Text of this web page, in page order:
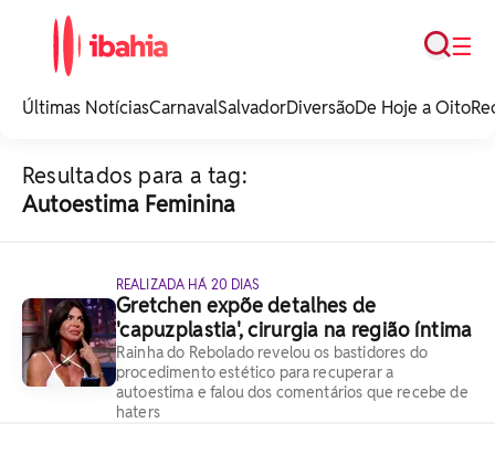
noticias e
☰
Busca
Últimas NotíciasCarnavalSalvadorDiversãoDe Hoje a Oito
Resultados para a tag:
Autoestima Feminina
REALIZADA HÁ 20 DIAS
Gretchen expõe detalhes de
'capuzplastia', cirurgia na região íntima
Rainha do Rebolado revelou os bastidores do
procedimento estético para recuperar a
autoestima e falou dos comentários que recebe de
haters